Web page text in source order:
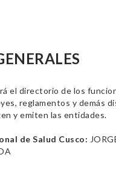
el directorio de los
reglamentos y demás
y emiten las entidades.
de Salud Cusco: